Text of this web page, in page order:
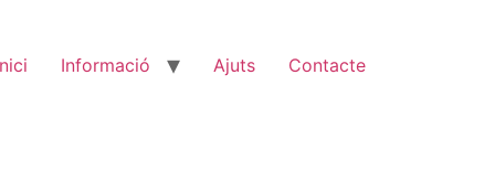
Informació Ajuts Contacte